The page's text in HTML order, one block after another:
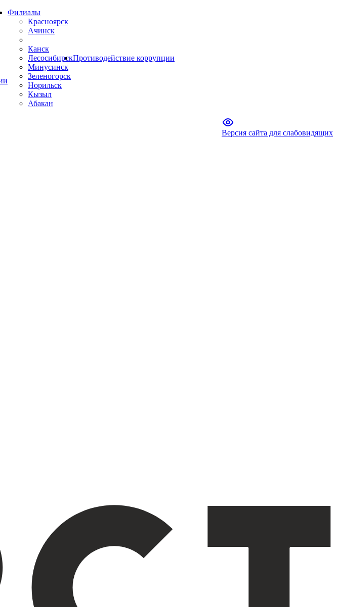
Филиалы
Красноярск
Ачинск
Канск
Лесосибирск
Минусинск
Зеленогорск
Норильск
Кызыл
Абакан
Противодействие коррупции
Версия сайта для слабовидящих